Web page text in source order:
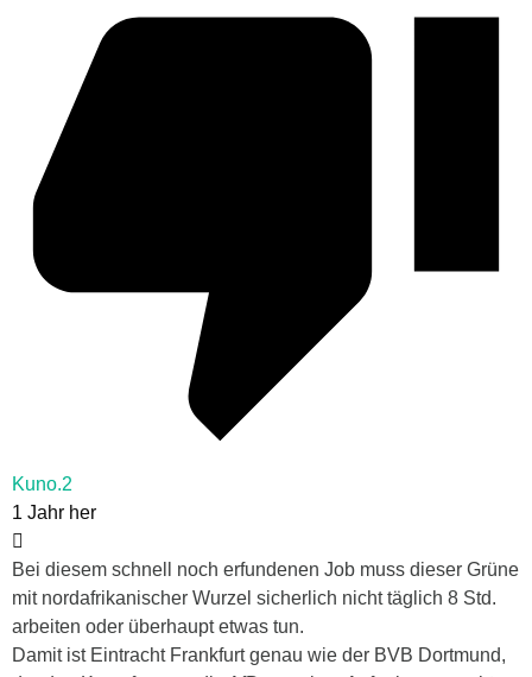
Kuno.2
1 Jahr her
Bei diesem schnell noch erfundenen Job muss dieser Grüne
mit nordafrikanischer Wurzel sicherlich nicht täglich 8 Std.
arbeiten oder überhaupt etwas tun.
Damit ist Eintracht Frankfurt genau wie der BVB Dortmund,